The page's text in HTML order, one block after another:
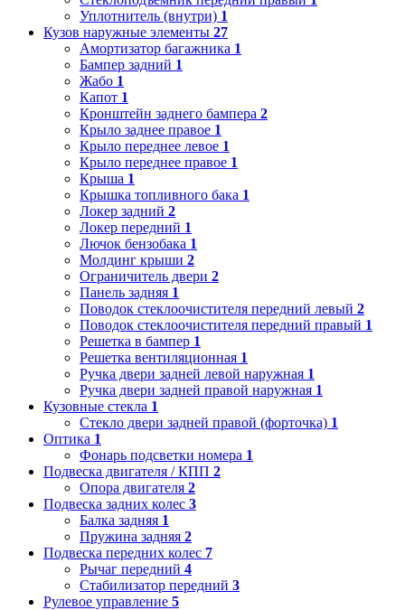
Уплотнитель (внутри) 1
Кузов наружные элементы 27
Амортизатор багажника 1
Бампер задний 1
Жабо 1
Капот 1
Кронштейн заднего бампера 2
Крыло заднее правое 1
Крыло переднее левое 1
Крыло переднее правое 1
Крыша 1
Крышка топливного бака 1
Локер задний 2
Локер передний 1
Лючок бензобака 1
Молдинг крыши 2
Ограничитель двери 2
Панель задняя 1
Поводок стеклоочистителя передний левый 2
Поводок стеклоочистителя передний правый 1
Решетка в бампер 1
Решетка вентиляционная 1
Ручка двери задней левой наружная 1
Ручка двери задней правой наружная 1
Кузовные стекла 1
Стекло двери задней правой (форточка) 1
Оптика 1
Фонарь подсветки номера 1
Подвеска двигателя / КПП 2
Опора двигателя 2
Подвеска задних колес 3
Балка задняя 1
Пружина задняя 2
Подвеска передних колес 7
Рычаг передний 4
Стабилизатор передний 3
Рулевое управление 5